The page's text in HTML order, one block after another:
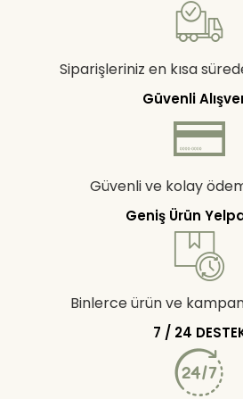
Siparişleriniz en kısa
Güvenli
Güvenli ve kolay
Geniş Ürün
Binlerce ürün ve
7 / 24